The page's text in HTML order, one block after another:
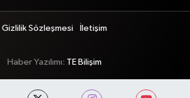
Gizlilik Sözleşmesi İletişim
Haber Yazılımı: TE Bilişim